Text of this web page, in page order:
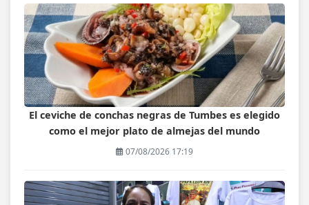
El ceviche de conchas negras de Tumbes es elegido
como el mejor plato de almejas del mundo
07/08/2026 17:19